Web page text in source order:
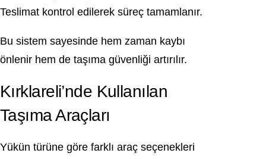
Teslimat kontrol edilerek süreç tamamlanır.
Bu sistem sayesinde hem zaman kaybı
önlenir hem de taşıma güvenliği artırılır.
Kırklareli’nde Kullanılan
Taşıma Araçları
Yükün türüne göre farklı araç seçenekleri